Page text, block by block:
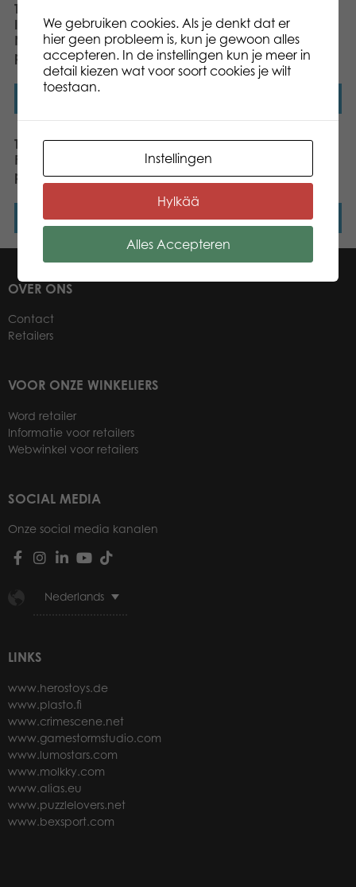
Tactic Puzzle Lovers
Indian Summer in
Norrbotten 1000 pcs
puzzle
Summer Night in Finland
1000 pcs puzzle
Tactic Puzzle Lovers
Fighting Fish 1000 pcs
puzzle
Lees verder
Tactic Puzzle Lovers
Moors Covered in
Heather 1000 pcs puzzle
Lees verder
OVER ONS
Contact
Retailers
VOOR ONZE WINKELIERS
Word retailer
Informatie voor retailers
Webwinkel voor retailers
SOCIAL MEDIA
Onze social media kanalen
Nederlands
LINKS
www.herostoys.de
www.plasto.fi
www.crimescene.net
www.gamestormstudio.com
www.lumostars.com
www.molkky.com
www.alias.eu
www.puzzlelovers.net
www.bexsport.com
We gebruiken cookies. Als je denkt dat er
hier geen probleem is, kun je gewoon alles
accepteren. In de instellingen kun je meer in
detail kiezen wat voor soort cookies je wilt
toestaan.
Instellingen
Hylkää
Alles Accepteren